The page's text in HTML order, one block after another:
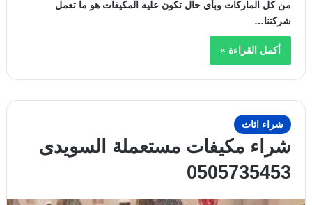
من كل الماركات وبأي حال تكون عليه المكيفات هو ما تعمل
شركتنا…
أكمل القراءة »
شراء اثاث
شراء مكيفات مستعملة السويدى
0505735453